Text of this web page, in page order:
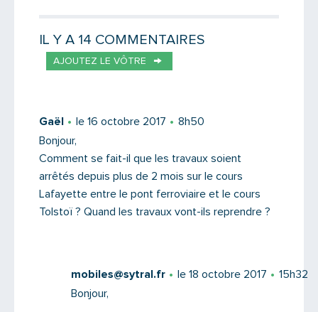
Message
IL Y A 14 COMMENTAIRES
AJOUTEZ LE VÔTRE
Gaël le 16 octobre 2017
8h50
Bonjour,
Comment se fait-il que les travaux soient
arrêtés depuis plus de 2 mois sur le cours
Lafayette entre le pont ferroviaire et le cours
Tolstoï ? Quand les travaux vont-ils reprendre ?
mobiles@sytral.fr le 18 octobre 2017
15h32
Bonjour,